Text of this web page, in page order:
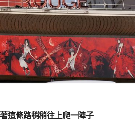
這條路稍稍往上爬一陣子